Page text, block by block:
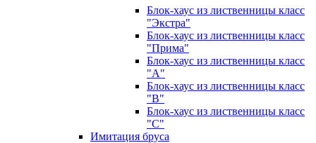
Блок-хаус из лиственницы класс
"Экстра"
Блок-хаус из лиственницы класс
"Прима"
Блок-хаус из лиственницы класс
"А"
Блок-хаус из лиственницы класс
"B"
Блок-хаус из лиственницы класс
"C"
Имитация бруса